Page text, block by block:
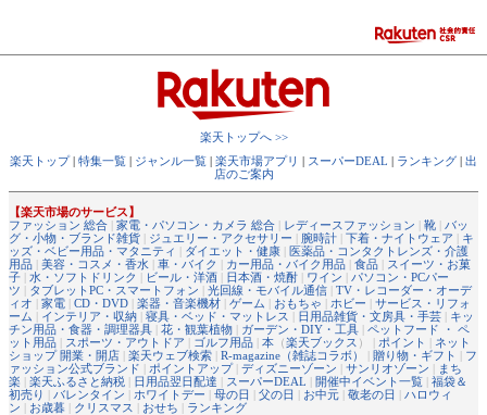
楽天トップへ >>
楽天トップ| 特集一覧 | ジャンル一覧 | 楽天市場アプリ | スーパーDEAL | ランキング | 出
店のご案内
【楽天市場のサービス】
ファッション 総合 | 家電・パソコン・カメラ 総合 | レディースファッション | 靴 | バッ
グ・小物・ブランド雑貨 | ジュエリー・アクセサリー | 腕時計 | 下着・ナイトウェア | キ
ッズ・ベビー用品・マタニティ | ダイエット・健康 | 医薬品・コンタクトレンズ・介護
用品 | 美容・コスメ・香水 | 車・バイク | カー用品・バイク用品 | 食品 | スイーツ・お菓
子 | 水・ソフトドリンク | ビール・洋酒 | 日本酒・焼酎 | ワイン | パソコン・PCパー
ツ | タブレットPC・スマートフォン | 光回線・モバイル通信 | TV・レコーダー・オーデ
ィオ | 家電 | CD・DVD | 楽器・音楽機材 | ゲーム | おもちゃ | ホビー | サービス・リフォ
ーム | インテリア・収納 | 寝具・ベッド・マットレス | 日用品雑貨・文房具・手芸 | キッ
チン用品・食器・調理器具 | 花・観葉植物 | ガーデン・DIY・工具 | ペットフード ・ ペ
ット用品 | スポーツ・アウトドア | ゴルフ用品 | 本 （楽天ブックス ） | ポイント | ネット
ショップ 開業・開店 | 楽天ウェブ検索 | R-magazine（雑誌コラボ） | 贈り物・ギフト | フ
ァッション公式ブランド | ポイントアップ| ディズニーゾーン | サンリオゾーン | まち
楽 | 楽天ふるさと納税 | 日用品翌日配達 | スーパーDEAL | 開催中イベント一覧 | 福袋＆
初売り | バレンタイン | ホワイトデー | 母の日 | 父の日 | お中元 | 敬老の日 | ハロウィ
ン | お歳暮 | クリスマス | おせち | ランキング